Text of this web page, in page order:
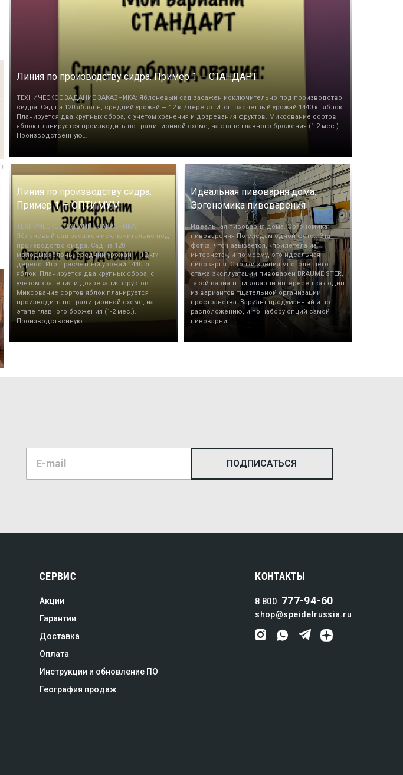
Линия по производству сидра. Пример 1 — СТАНДАРТ
ТЕХНИЧЕСКОЕ ЗАДАНИЕ ЗАКАЗЧИКА: Яблоневый сад засажен исключительно под производство
сидра. Сад на 120 яблонь, средний урожай — 12 кг/дерево. Итог: расчетный урожай 1440 кг яблок.
Планируется два крупных сбора, с учетом хранения и дозревания фруктов. Миксование сортов
яблок планируется производить по традиционной схеме, на этапе главного брожения (1-2 мес.).
Производственную…
Линия по производству сидра.
Пример 1 — ОПТИМУМ
ТЕХНИЧЕСКОЕ ЗАДАНИЕ ЗАКАЗЧИКА:
Яблоневый сад засажен исключительно под
производство сидра. Сад на 120
молодых яблонь, средний урожай — 12 кг/
дерево. Итог: расчетный урожай 1440 кг
яблок. Планируется два крупных сбора, с
учетом хранения и дозревания фруктов.
Миксование сортов яблок планируется
производить по традиционной схеме, на
этапе главного брожения (1-2 мес.).
Производственную…
Идеальная пивоварня дома.
Эргономика пивоварения
Идеальная пивоварня дома. Эргономика
пивоварения По следам одной фото.. Эта
фотка, что называется, «прилетела из
интернета», и по-моему, это идеальная
пивоварня. С точки зрения многолетнего
стажа эксплуатации пивоварен BRAUMEISTER,
такой вариант пивоварни интересен как один
из вариантов тщательной организации
пространства. Вариант продуманный и по
расположению, и по набору опций самой
пивоварни….
СЕРВИС
Акции
Гарантии
Доставка
Оплата
Инструкции и обновление ПО
География продаж
КОНТАКТЫ
8 800 777-94-60
shop@speidelrussia.ru